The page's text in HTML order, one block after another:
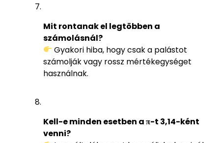
Mit rontanak el legtöbben a
számolásnál?
Gyakori hiba, hogy csak a palástot
számolják vagy rossz mértékegységet
használnak.
Kell-e minden esetben a π-t 3,14-ként
venni?